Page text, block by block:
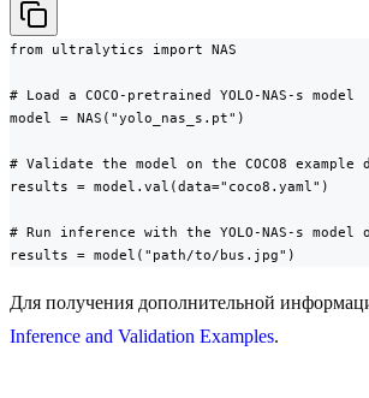
from ultralytics import NAS
# Load a COCO-pretrained YOLO-NAS-s model
model = NAS("yolo_nas_s.pt")
# Validate the model on the COCO8 example
results = model.val(data="coco8.yaml")
# Run inference with the YOLO-NAS-s
results = model("path/to/bus.jpg")
Для получения дополнительной
Inference and Validation Examples.